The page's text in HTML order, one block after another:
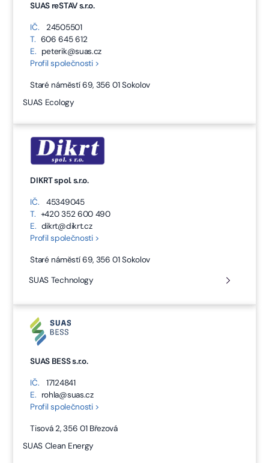
SUAS reSTAV s.r.o.
IČ.
24505501
T. 606 645 612
E. peterik@suas.cz
Profil společnosti >
Staré náměstí 69, 356 01 Sokolov
SUAS Ecology
DIKRT spol. s.r.o.
IČ.
45349045
T. +420 352 600 490
E. dikrt@dikrt.cz
Profil společnosti >
Staré náměstí 69, 356 01 Sokolov
SUAS Technology
SUAS BESS s.r.o.
IČ.
17124841
E. rohla@suas.cz
Profil společnosti >
Tisová 2, 356 01 Březová
SUAS Clean Energy